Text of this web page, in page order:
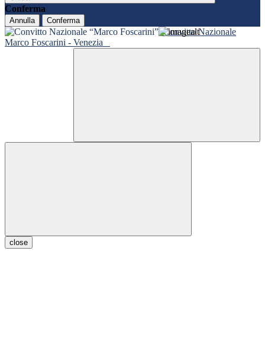
Conferma
Annulla Conferma
Convitto Nazionale
Marco Foscarini - Venezia
close